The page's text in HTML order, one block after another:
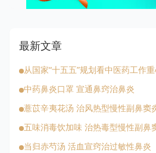
最新文章
从国家“十五五”规划看中医药工作
中药鼻炎口罩 宣通鼻窍治鼻炎
薏苡辛夷花汤 治风热型慢性副鼻窦
五味消毒饮加味 治热毒型慢性副鼻
当归赤芍汤 活血宣窍治过敏性鼻炎